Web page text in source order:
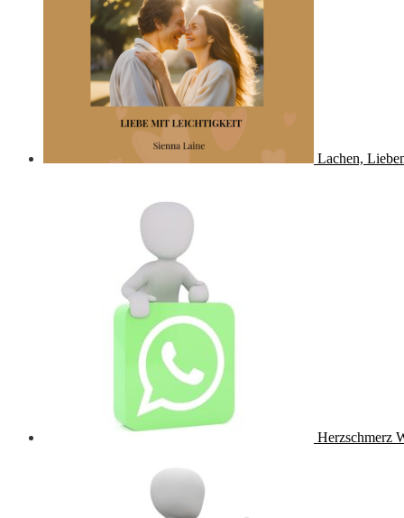
Lachen,
Herzschmerz